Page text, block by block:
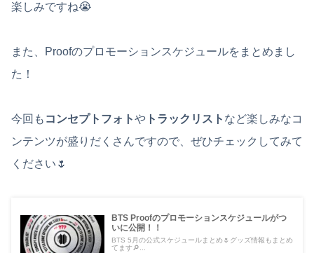
楽しみですね😭
また、Proofのプロモーションスケジュールをまとめまし
た！
今回も コンセプトフォトや トラックリスト など楽しみなコ
ンテンツが盛りだくさんですので、ぜひチェックしてみて
ください🌷
BTS Proofのプロモーションスケジュールがつ
いに公開！！
BTS 5月の公式スケジュールまとめ🌷グッズ情報もまとめ
てます🔎...